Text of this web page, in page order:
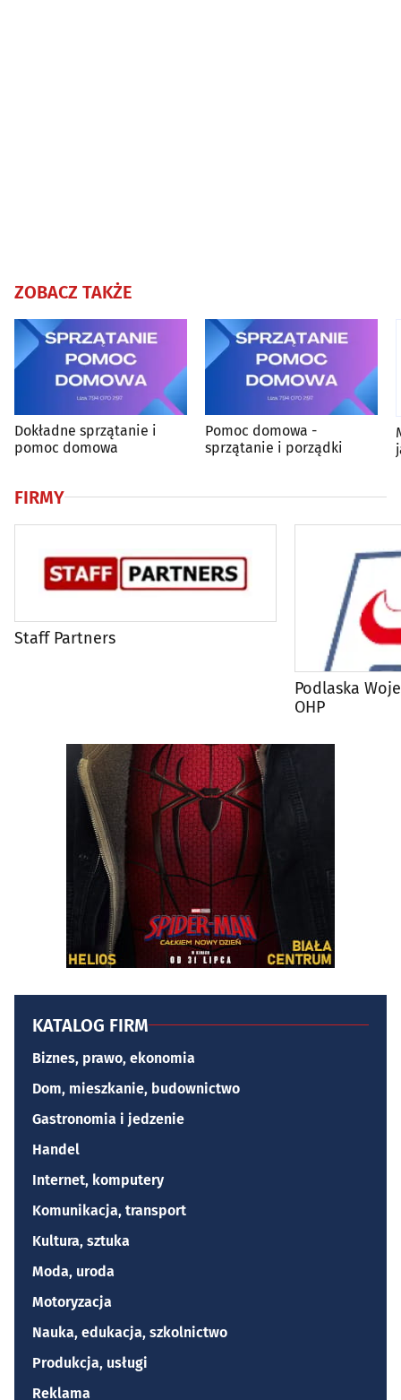
ZOBACZ TAKŻE
Dokładne sprzątanie i
pomoc domowa
Pomoc domowa -
sprzątanie i porządki
FIRMY
Staff Partners
Podlaska
OHP
KATALOG FIRM
Biznes, prawo, ekonomia
Dom, mieszkanie, budownictwo
Gastronomia i jedzenie
Handel
Internet, komputery
Komunikacja, transport
Kultura, sztuka
Moda, uroda
Motoryzacja
Nauka, edukacja, szkolnictwo
Produkcja, usługi
Reklama